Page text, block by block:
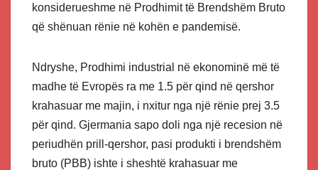
konsiderueshme në Prodhimit të Brendshëm Bruto
që shënuan rënie në kohën e pandemisë.
Ndryshe, Prodhimi industrial në ekonominë më të
madhe të Evropës ra me 1.5 për qind në qershor
krahasuar me majin, i nxitur nga një rënie prej 3.5
për qind. Gjermania sapo doli nga një recesion në
periudhën prill-qershor, pasi produkti i brendshëm
bruto (PBB) ishte i sheshtë krahasuar me